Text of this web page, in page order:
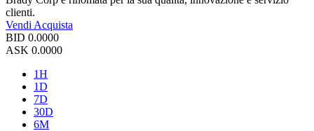
clienti.
Vendi Acquista
BID 0.0000
ASK 0.0000
1H
1D
7D
30D
6M